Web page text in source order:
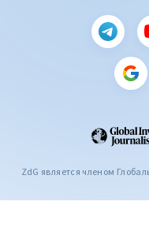
ZdG является членом
CITEȘTE